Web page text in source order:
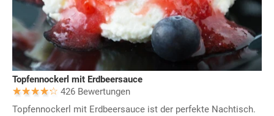
Topfennockerl mit Erdbeersauce
426 Bewertungen
Topfennockerl mit Erdbeersauce ist der perfekte Nachtisch.